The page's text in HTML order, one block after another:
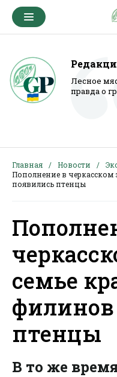
Лесное
правда о
Главная Новости
Пополнение в
появились птенцы
семье
птенцы
В то же